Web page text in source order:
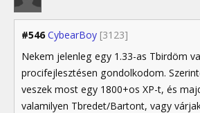
#546 CybearBoy [3123]
Nekem jelenleg egy 1.33-as Tbirdöm
procifejlesztésen gondolkodom.
veszek most egy 1800+os XP-t, és
valamilyen Tbredet/Bartont, vagy